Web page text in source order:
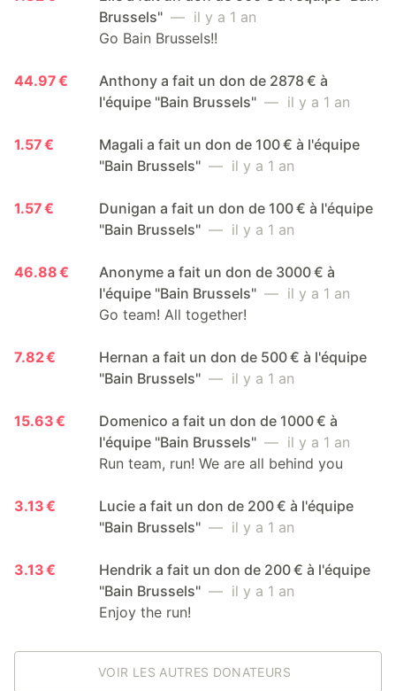
Brussels" — il y a 1 an
Go Bain Brussels!!
44.97 €
Anthony a fait un don de 2878 € à
l'équipe "Bain Brussels" — il y a 1 an
1.57 €
Magali a fait un don de 100 € à l'équipe
"Bain Brussels" — il y a 1 an
1.57 €
Dunigan a fait un don de 100 € à l'équipe
"Bain Brussels" — il y a 1 an
46.88 €
Anonyme a fait un don de 3000 € à
l'équipe "Bain Brussels" — il y a 1 an
Go team! All together!
7.82 €
Hernan a fait un don de 500 € à l'équipe
"Bain Brussels" — il y a 1 an
15.63 €
Domenico a fait un don de 1000 € à
l'équipe "Bain Brussels" — il y a 1 an
Run team, run! We are all behind you
3.13 €
Lucie a fait un don de 200 € à l'équipe
"Bain Brussels" — il y a 1 an
3.13 €
Hendrik a fait un don de 200 € à l'équipe
"Bain Brussels" — il y a 1 an
Enjoy the run!
VOIR LES AUTRES DONATEURS